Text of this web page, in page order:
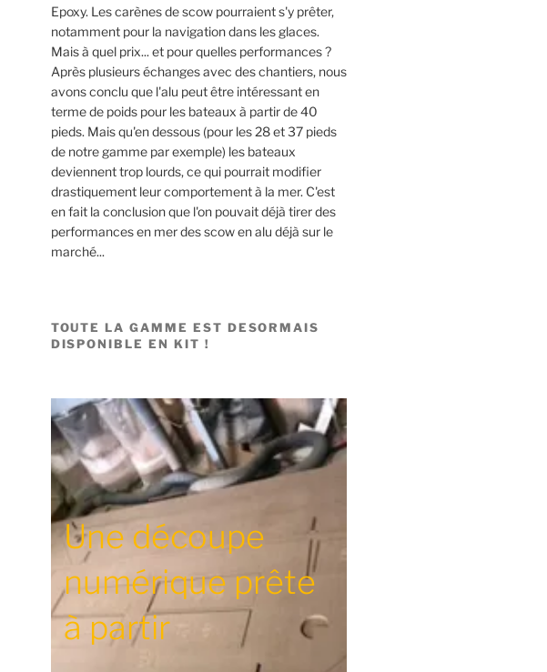
Epoxy. Les carènes de scow pourraient s'y prêter,
notamment pour la navigation dans les glaces.
Mais à quel prix... et pour quelles performances ?
Après plusieurs échanges avec des chantiers, nous
avons conclu que l'alu peut être intéressant en
terme de poids pour les bateaux à partir de 40
pieds. Mais qu'en dessous (pour les 28 et 37 pieds
de notre gamme par exemple) les bateaux
deviennent trop lourds, ce qui pourrait modifier
drastiquement leur comportement à la mer. C'est
en fait la conclusion que l'on pouvait déjà tirer des
performances en mer des scow en alu déjà sur le
marché...
TOUTE LA GAMME EST DESORMAIS
DISPONIBLE EN KIT !
Une découpe
numérique prête
à partir